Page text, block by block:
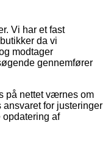
Vi har et fast
da vi
modtager
gennemfører
på nettet værnes om
for justeringer
opdatering af